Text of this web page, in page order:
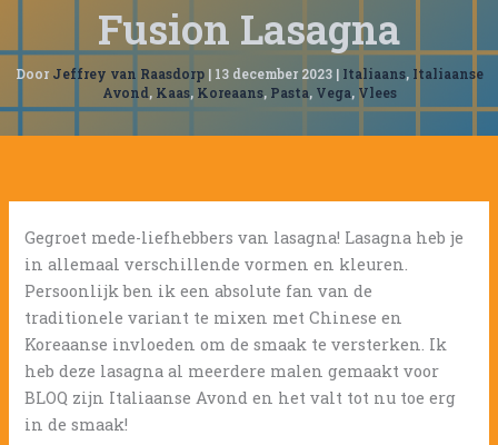
Fusion Lasagna
Door Jeffrey van Raasdorp | 13 december 2023 | Italiaans, Italiaanse
Avond, Kaas, Koreaans, Pasta, Vega, Vlees
Gegroet mede-liefhebbers van lasagna! Lasagna heb je
in allemaal verschillende vormen en kleuren.
Persoonlijk ben ik een absolute fan van de
traditionele variant te mixen met Chinese en
Koreaanse invloeden om de smaak te versterken. Ik
heb deze lasagna al meerdere malen gemaakt voor
BLOQ zijn Italiaanse Avond en het valt tot nu toe erg
in de smaak!